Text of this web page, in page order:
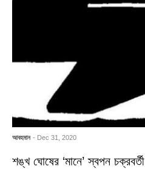
আবহমান - Dec 31, 2020
শঙ্খ ঘোষের ‘মানে’ স্বপন চক্রবর্তী